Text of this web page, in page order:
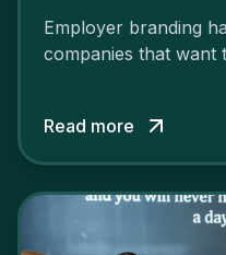
Employer branding
companies that want
attract the best
Read more